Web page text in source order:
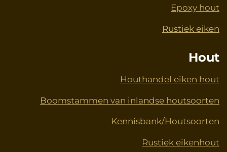
Epoxy hout
Rustiek eiken
Hout
Houthandel eiken hout
Boomstammen van inlandse houtsoorten
Kennisbank/Houtsoorten
Rustiek eikenhout